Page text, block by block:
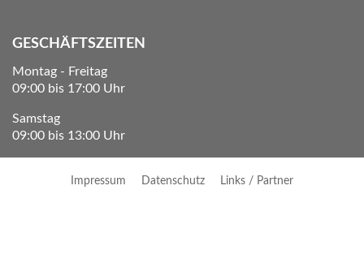
GESCHÄFTSZEITEN
Montag - Freitag
09:00 bis 17:00 Uhr
Samstag
09:00 bis 13:00 Uhr
Impressum Datenschutz Links / Partner